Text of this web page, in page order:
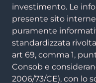
investimento. Le
presente sito
puramente
standardizzata
art 69, comma 1,
Consob e
2006/73/CE), con lo